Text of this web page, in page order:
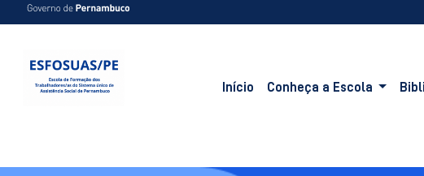
Início Conheça a Escola